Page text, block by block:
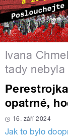
Ivana
tady
opatrné,
16. září 2024
Jak to bylo